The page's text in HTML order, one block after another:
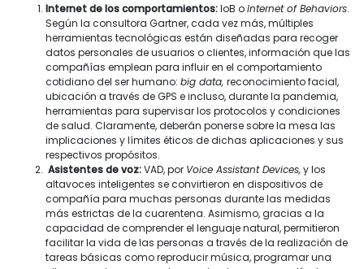
Internet de los comportamientos:IoB oInternet of Behaviors.
Según la consultora Gartner, cada vez más, múltiples
herramientas tecnológicas están diseñadas para recoger
datos personales de usuarios o clientes, información que las
compañías emplean para influir en el comportamiento
cotidiano del ser humano: big data, reconocimiento facial,
ubicación a través de GPS e incluso, durante la pandemia,
herramientas para supervisar los protocolos y condiciones
de salud. Claramente, deberán ponerse sobre la mesa las
implicaciones y límites éticos de dichas aplicaciones y sus
respectivos propósitos.
Asistentes de voz:VAD, por Voice Assistant Devices,y los
altavoces inteligentes se convirtieron en dispositivos de
compañía para muchas personas durante las medidas
más estrictas de la cuarentena. Asimismo, gracias a la
capacidad de comprender el lenguaje natural, permitieron
facilitar la vida de las personas a través de la realización de
tareas básicas como reproducir música, programar una